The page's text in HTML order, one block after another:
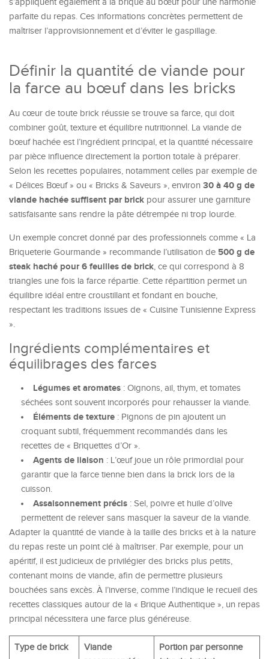
s’appliquent également à la brique au bœuf pour une harmonie
parfaite du repas. Ces informations concrètes permettent de
maîtriser l’approvisionnement et d’éviter le gaspillage.
Définir la quantité de viande pour
la farce au bœuf dans les bricks
Au cœur de toute brick réussie se trouve sa farce, qui doit
combiner goût, texture et équilibre nutritionnel. La viande de
bœuf hachée est l’ingrédient principal, et la quantité nécessaire
par pièce influence directement la portion totale à préparer.
Selon les recettes populaires, notamment celles par exemple de
« Délices Bœuf » ou « Bricks & Saveurs », environ 30 à 40 g de
viande hachée suffisent par brick pour assurer une garniture
satisfaisante sans rendre la pâte détrempée ni trop lourde.
Un exemple concret donné par des professionnels comme « La
Briqueterie Gourmande » recommande l’utilisation de 500 g de
steak haché pour 6 feuilles de brick, ce qui correspond à 8
triangles une fois la farce répartie. Cette répartition permet un
équilibre idéal entre croustillant et fondant en bouche,
respectant les traditions issues de « Cuisine Tunisienne Express
».
Ingrédients complémentaires et
équilibrages des farces
Légumes et aromates : Oignons, ail, thym, et tomates
séchées sont souvent incorporés pour rehausser la viande.
Éléments de texture : Pignons de pin ajoutent un
croquant subtil, fréquemment recommandés dans les
recettes de « Briquettes d’Or ».
Agents de liaison : L’œuf joue un rôle primordial pour
garantir que la farce tienne bien dans la brick lors de la
cuisson.
Assaisonnement précis : Sel, poivre et huile d’olive
permettent de relever sans masquer la saveur de la viande.
Adapter la quantité de viande à la taille des bricks et à la nature
du repas reste un point clé à maîtriser. Par exemple, pour un
apéritif, il est judicieux de privilégier des bricks plus petits,
contenant moins de viande, afin de permettre plusieurs
bouchées sans excès. À l’inverse, comme l’indique le recueil des
recettes classiques autour de la « Brique Authentique », un repas
principal nécessitera une farce plus généreuse.
Type de brick
Viande
Portion par personne